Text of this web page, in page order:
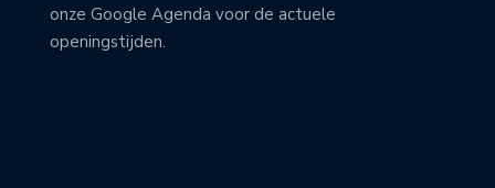
onze Google Agenda voor de actuele
openingstijden.